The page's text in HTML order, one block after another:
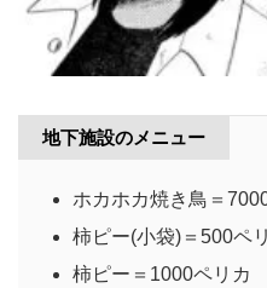
地下施設のメニュー
ホカホカ焼き鳥＝
柿ピー(小袋)＝500ペ
柿ピー＝1000ペリカ